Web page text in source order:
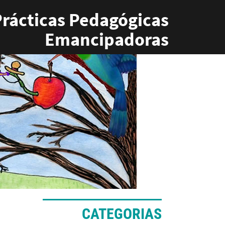
Pedagógicas
Emancipadoras
CATEGORIAS